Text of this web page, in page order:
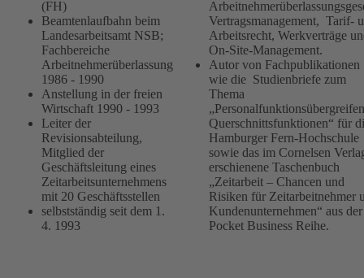
(FH)
Beamtenlaufbahn beim
Landesarbeitsamt NSB;
Fachbereiche
Arbeitnehmerüberlassung
1986 - 1990
Anstellung in der freien
Wirtschaft 1990 - 1993
Leiter der
Revisionsabteilung,
Mitglied der
Geschäftsleitung eines
Zeitarbeitsunternehmens
mit 20 Geschäftsstellen
selbstständig seit dem 1.
4. 1993
Vertragsmanagement, Tarif-
Arbeitsrecht, Werkverträge
On-Site-Management.
Autor von Fachpublikationen
wie die Studienbriefe zum
Thema
Querschnittsfunktionen“ für
Hamburger Fern-Hochschule
sowie das im Cornelsen
erschienene Taschenbuch
„Zeitarbeit – Chancen und
Risiken für Zeitarbeitnehmer
Kundenunternehmen“ aus der
Pocket Business Reihe.